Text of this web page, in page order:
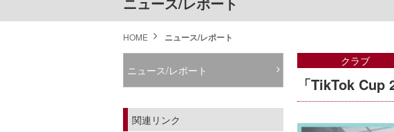
HOME ニュース/レポート
クラブ
「TikTok
ニュース/レポート
関連リンク